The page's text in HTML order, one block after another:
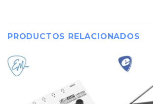
PRODUCTOS RELACIONADOS